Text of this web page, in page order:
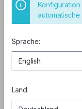
automatische
Sprache:
Land: